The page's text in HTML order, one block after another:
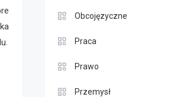
Obcojęzyczne
Praca
Prawo
Przemysł